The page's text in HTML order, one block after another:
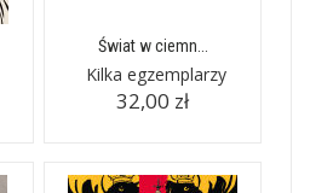
Świat w ciemn...
Kilka egzemplarzy
32,00 zł